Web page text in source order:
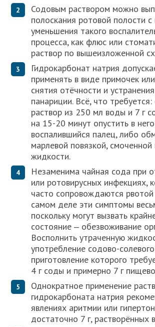
Содовым раствором можно
полоскания ротовой полости
уменьшения такого
процесса, как флюс или
раствор по вышеизложенной
Гидрокарбонат натрия
применять в виде примочек
снятия отёчности и
панариции. Всё, что
раствор из 250 мл воды и 7 г
на 15-20 минут опустить в него
воспалившийся палец, либо
марлевой повязкой,
жидкости.
Незаменима чайная сода при
или ротовирусных инфекциях,
часто сопровождаются
самом деле эти симптомы
поскольку могут вызвать
состояние ‒ обезвоживание
Восполнить утраченную
употребление содово-
приготовление которого
4 г соды и примерно 7 г
Однократное применение
гидрокарбоната натрия
явлениях аритмии или
достаточно 7 г, растворённых